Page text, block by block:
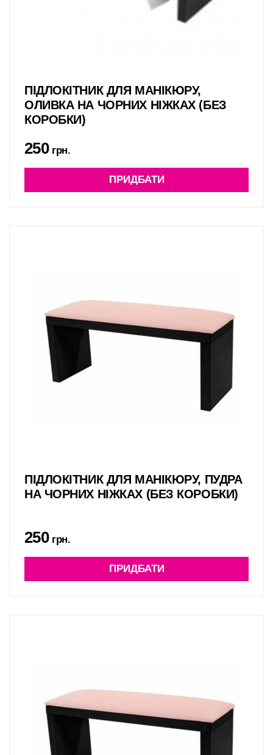
ПІДЛОКІТНИК ДЛЯ МАНІКЮРУ,
ОЛИВКА НА ЧОРНИХ НІЖКАХ (БЕЗ
КОРОБКИ)
250грн.
ПРИДБАТИ
ПІДЛОКІТНИК ДЛЯ МАНІКЮРУ, ПУДРА
НА ЧОРНИХ НІЖКАХ (БЕЗ КОРОБКИ)
250грн.
ПРИДБАТИ